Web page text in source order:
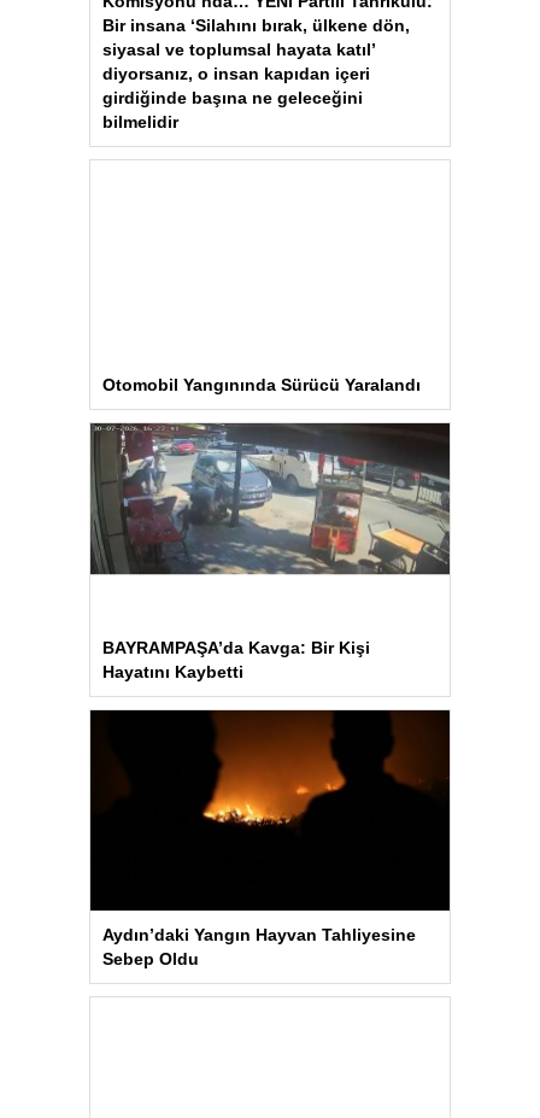
Bir insana ‘Silahını bırak, ülkene dön,
siyasal ve toplumsal hayata katıl’
diyorsanız, o insan kapıdan içeri
girdiğinde başına ne geleceğini
bilmelidir
Otomobil Yangınında Sürücü Yaralandı
BAYRAMPAŞA’da Kavga: Bir Kişi
Hayatını Kaybetti
Aydın’daki Yangın Hayvan Tahliyesine
Sebep Oldu